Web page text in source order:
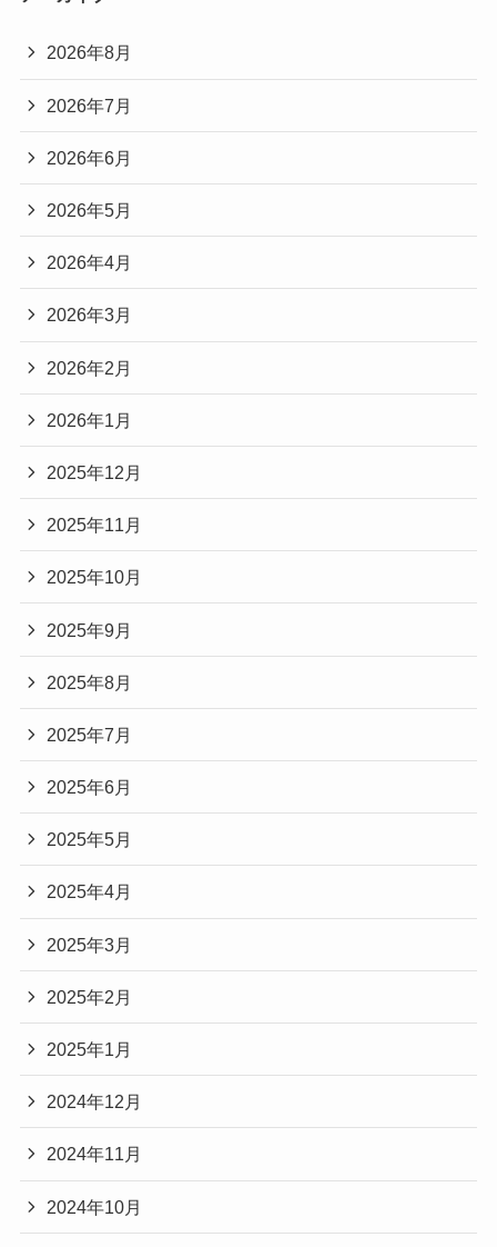
2026年8月
2026年7月
2026年6月
2026年5月
2026年4月
2026年3月
2026年2月
2026年1月
2025年12月
2025年11月
2025年10月
2025年9月
2025年8月
2025年7月
2025年6月
2025年5月
2025年4月
2025年3月
2025年2月
2025年1月
2024年12月
2024年11月
2024年10月